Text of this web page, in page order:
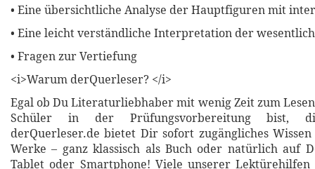
• Eine übersichtliche Analyse der Hauptfiguren mit
• Eine leicht verständliche Interpretation der
• Fragen zur Vertiefung
<i>Warum derQuerleser? </i>
Egal ob Du Literaturliebhaber mit wenig Zeit zum
Schüler in der Prüfungsvorbereitung bist,
derQuerleser.de bietet Dir sofort zugängliches
Werke – ganz klassisch als Buch oder natürlich auf
Tablet oder Smartphone! Viele unserer Lektürehilfen